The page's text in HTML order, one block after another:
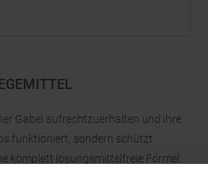
Gabel aufrechtzuerhalten und ihre
funktioniert, sondern schützt
komplett lösungsmittelfreie Formel